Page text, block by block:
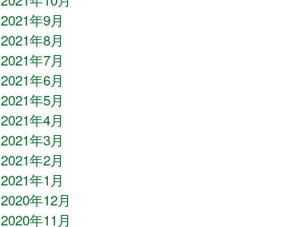
2021年9月
2021年8月
2021年7月
2021年6月
2021年5月
2021年4月
2021年3月
2021年2月
2021年1月
2020年12月
2020年11月